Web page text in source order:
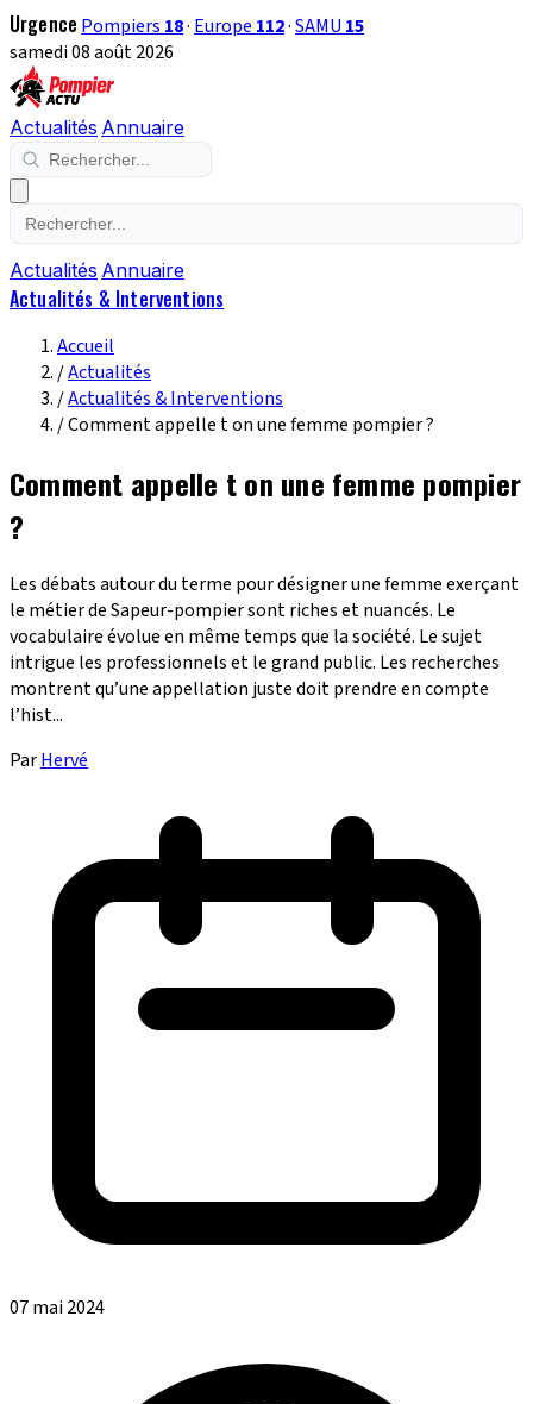
Urgence Pompiers 18· Europe 112·SAMU 15
samedi 08 août 2026
Actualités Annuaire
Actualités Annuaire
Actualités & Interventions
Accueil
/Actualités
/Actualités & Interventions
/Comment appelle t on une femme pompier ?
Comment appelle t on une femme pompier
?
Les débats autour du terme pour désigner une femme exerçant
le métier de Sapeur-pompier sont riches et nuancés. Le
vocabulaire évolue en même temps que la société. Le sujet
intrigue les professionnels et le grand public. Les recherches
montrent qu’une appellation juste doit prendre en compte
l’hist...
ParHervé
07 mai 2024